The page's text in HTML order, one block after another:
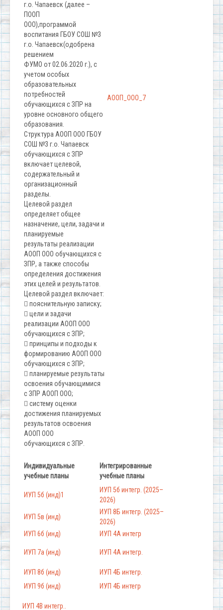
г.о. Чапаевск (далее –
ПООП
ООО),программой
воспитания ГБОУ СОШ №3
г.о. Чапаевск(одобрена
решением
ФУМО от 02.06.2020 г.), с
учетом особых
образовательных
потребностей
обучающихся с ЗПР на
уровне основного общего
образования.
Структура АООП ООО ГБОУ
СОШ №3 г.о. Чапаевск
обучающихся с ЗПР
включает целевой,
содержательный и
организационный
разделы.
Целевой раздел
определяет общее
назначение, цели, задачи и
планируемые
результаты реализации
АООП ООО обучающихся с
ЗПР, а также способы
определения достижения
этих целей и результатов.
Целевой раздел включает:
 пояснительную записку;
 цели и задачи
реализации АООП ООО
обучающихся с ЗПР;
 принципы и подходы к
формированию АООП ООО
обучающихся с ЗПР;
 планируемые результаты
освоения обучающимися
с ЗПР АООП ООО;
 систему оценки
достижения планируемых
результатов освоения
АООП ООО
обучающихся с ЗПР.
АООП_ООО_7
Индивидуальные
учебные планы
Интегрированные
учебные планы
ИУП 5б (инд)1
ИУП 5б интегр. (2025–
2026)
ИУП 5в (инд)
ИУП 8Б интегр. (2025–
2026)
ИУП 6б (инд)
ИУП 4А интегр
ИУП 7а (инд) ИУП 4А интегр.
ИУП 8б (инд)
ИУП 4Б интегр.
ИУП 9б (инд)
ИУП 4Б интегр
ИУП 4В интегр..